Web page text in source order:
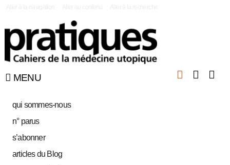
MENU
qui sommes-nous
n° parus
s’abonner
articles du Blog